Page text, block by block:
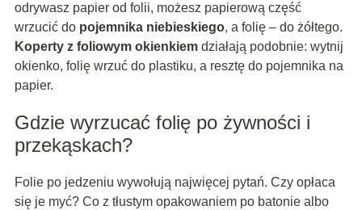
odrywasz papier od folii, możesz papierową część
wrzucić do pojemnika niebieskiego, a folię – do żółtego.
Koperty z foliowym okienkiemdziałają podobnie: wytnij
okienko, folię wrzuć do plastiku, a resztę do pojemnika na
papier.
Gdzie wyrzucać folię po żywności i
przekąskach?
Folie po jedzeniu wywołują najwięcej pytań. Czy opłaca
się je myć? Co z tłustym opakowaniem po batonie albo